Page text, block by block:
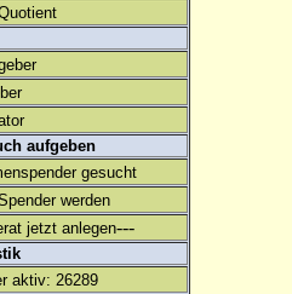
aufgeben
gesucht
werden
jetzt anlegen---
aktiv: 26289